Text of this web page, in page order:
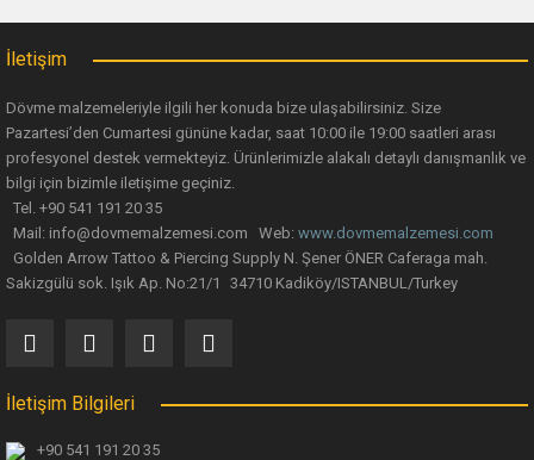
Gönder
İletişim
Dövme malzemeleriyle ilgili her konuda bize ulaşabilirsiniz. Size
Pazartesi’den Cumartesi gününe kadar, saat 10:00 ile 19:00 saatleri arası
profesyonel destek vermekteyiz. Ürünlerimizle alakalı detaylı danışmanlık ve
bilgi için bizimle iletişime geçiniz.
Tel. +90 541 191 20 35
Mail: info@dovmemalzemesi.com Web: www.dovmemalzemesi.com
Golden Arrow Tattoo & Piercing Supply N. Şener ÖNER Caferaga mah.
Sakizgülü sok. Işık Ap. No:21/1 34710 Kadiköy/ISTANBUL/Turkey
İletişim Bilgileri
+90 541 191 20 35